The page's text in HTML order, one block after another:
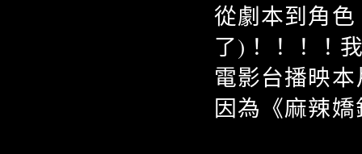
從劇本到角
了)！！！！
電影台播映
因為《麻辣